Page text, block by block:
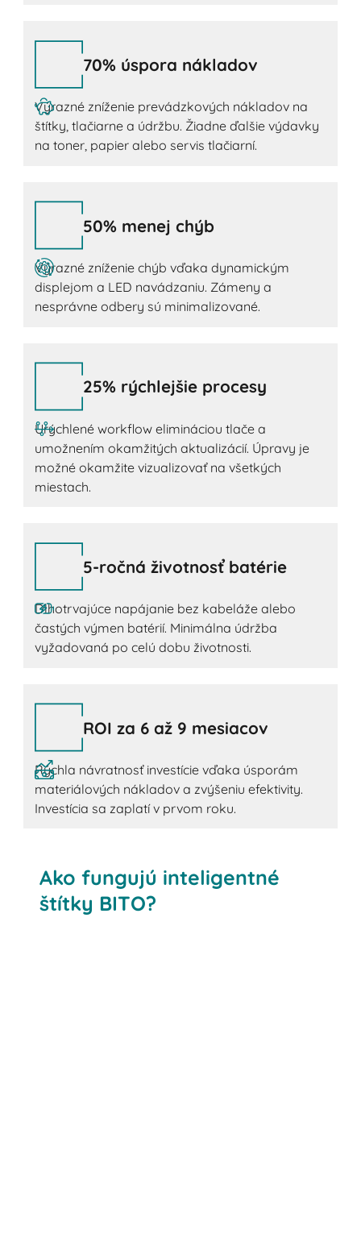
70% úspora nákladov
Výrazné zníženie prevádzkových nákladov na
štítky, tlačiarne a údržbu. Žiadne ďalšie výdavky
na toner, papier alebo servis tlačiarní.
50% menej chýb
Výrazné zníženie chýb vďaka dynamickým
displejom a LED navádzaniu. Zámeny a
nesprávne odbery sú minimalizované.
25% rýchlejšie procesy
Urýchlené workflow elimináciou tlače a
umožnením okamžitých aktualizácií. Úpravy je
možné okamžite vizualizovať na všetkých
miestach.
5-ročná životnosť batérie
Dlhotrvajúce napájanie bez kabeláže alebo
častých výmen batérií. Minimálna údržba
vyžadovaná po celú dobu životnosti.
ROI za 6 až 9 mesiacov
Rýchla návratnosť investície vďaka úsporám
materiálových nákladov a zvýšeniu efektivity.
Investícia sa zaplatí v prvom roku.
Ako fungujú inteligentné
štítky BITO?